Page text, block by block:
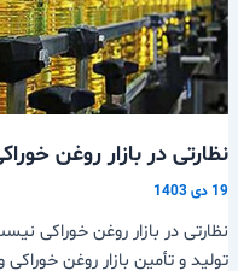
نظارتی در بازار روغن
19 دی 1403
نظارتی در بازار روغن خوراکی
تولید و تأمین بازار روغن